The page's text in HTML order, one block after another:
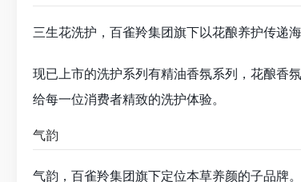
三生花洗护，百雀羚集团旗下以花酿养护传递
现已上市的洗护系列有精油香氛系列，花酿香
给每一位消费者精致的洗护体验。
气韵
气韵，百雀羚集团旗下定位本草养颜的子品牌。